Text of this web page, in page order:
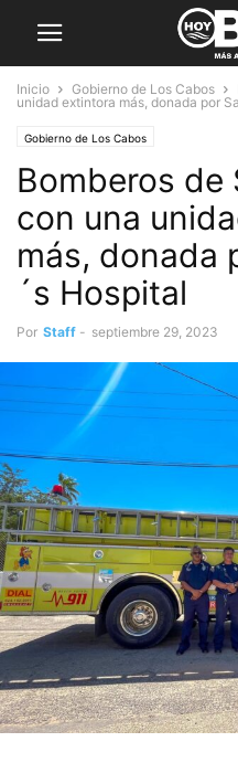
Inicio Gobierno de Los Cabos
unidad extintora más, donada por
Gobierno de Los Cabos
Bomberos de
con una
más, donada
´s Hospital
Por Staff - septiembre 29, 2023